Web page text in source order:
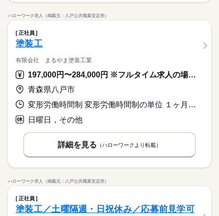
ハローワーク求人（掲載元：八戸公共職業安定所）
正社員
塗装工
有限会社 まるやま塗装工業
197,000円〜284,000円 ※フルタイム求人の場合は月額（換算額）、パート求人の場合は時間額を表示しています。
青森県八戸市
変形労働時間制 変形労働時間制の単位 １ヶ月単位 就業時間１ 8時00分〜17時00分
日曜日，その他
詳細を見る （ハローワークより転載）
ハローワーク求人（掲載元：八戸公共職業安定所）
正社員
塗装工／土曜隔週・日祝休み／応募前見学可